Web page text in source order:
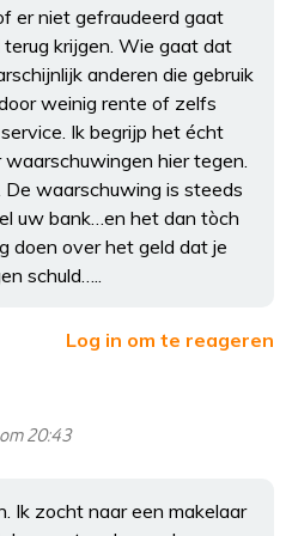
er niet gefraudeerd gaat
krijgen. Wie gaat dat
anderen die gebruik
weinig rente of zelfs
Ik begrijp het écht
hier tegen.
waarschuwing is steeds
uw bank…en het dan tòch
doen over het geld dat je
schuld…..
Log in om te reageren
20:43
Ik zocht naar een makelaar